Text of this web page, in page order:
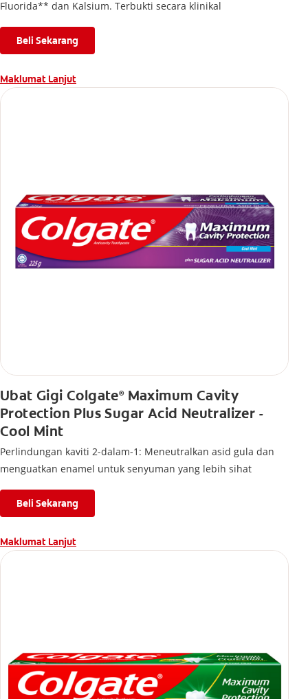
Fluorida** dan Kalsium. Terbukti secara klinikal
Beli Sekarang
Maklumat Lanjut
Ubat Gigi Colgate®Maximum Cavity
Protection Plus Sugar Acid Neutralizer -
Cool Mint
Perlindungan kaviti 2-dalam-1: Meneutralkan asid gula dan
menguatkan enamel untuk senyuman yang lebih sihat
Beli Sekarang
Maklumat Lanjut